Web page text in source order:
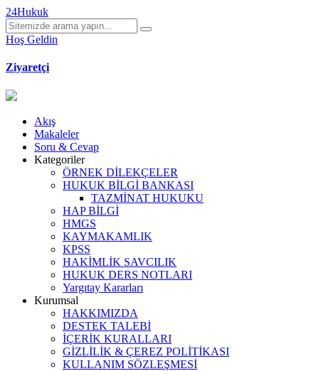
24Hukuk
Hoş Geldin
Ziyaretçi
Akış
Makaleler
Soru & Cevap
Kategoriler
ÖRNEK DİLEKÇELER
HUKUK BİLGİ BANKASI
TAZMİNAT HUKUKU
HAP BİLGİ
HMGS
KAYMAKAMLIK
KPSS
HAKİMLİK SAVCILIK
HUKUK DERS NOTLARI
Yargıtay Kararları
Kurumsal
HAKKIMIZDA
DESTEK TALEBİ
İÇERİK KURALLARI
GİZLİLİK & ÇEREZ POLİTİKASI
KULLANIM SÖZLEŞMESİ